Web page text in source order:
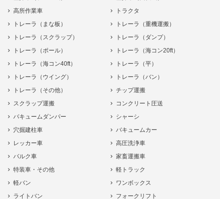
高所作業車
トラクタ
トレーラ（まな板）
トレーラ（重機運搬）
トレーラ（スクラップ）
トレーラ（ダンプ）
トレーラ（ポール）
トレーラ（海コン20ft）
トレーラ（海コン40ft）
トレーラ（平）
トレーラ（ウイング）
トレーラ（バン）
トレーラ（その他）
チップ運搬
スクラップ運搬
コンクリート圧送
バキュームダンパー
シャーシ
穴掘建柱車
バキュームカー
レッカー車
高圧洗浄車
バルク車
家畜運搬車
特装車・その他
軽トラック
軽バン
ワンボックス
ライトバン
フォークリフト